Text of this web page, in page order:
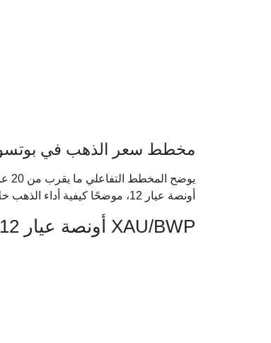
مخطط سعر الذهب في بوتسوانا
أونصة عيار 12، موضحًا كيفية أداء الذهب خلال الدورات الاقتصادية الكبرى.
XAU/BWP أونصة عيار 12